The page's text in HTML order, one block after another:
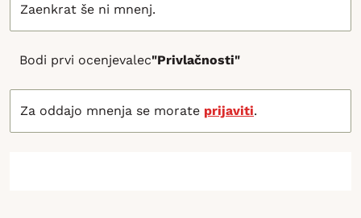
Zaenkrat še ni mnenj.
Bodi prvi ocenjevalec"Privlačnosti"
Za oddajo mnenja se morate prijaviti.